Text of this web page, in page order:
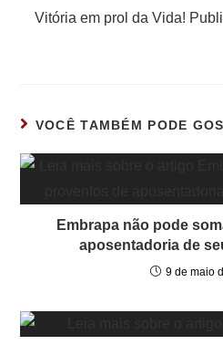
Vitória em prol da Vida!
VOCÊ TAMBÉM PODE
Embrapa não pode
aposentadoria de
9 de maio